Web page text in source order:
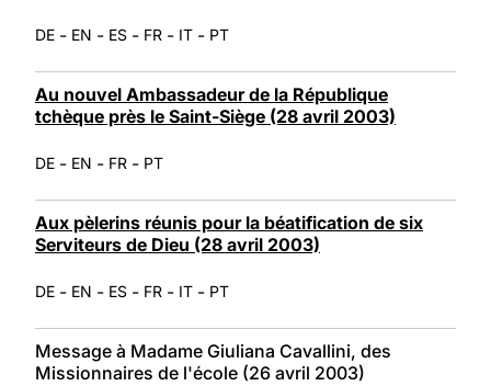
DE - EN - ES - FR - IT - PT
Au nouvel Ambassadeur de la République
tchèque près le Saint-Siège (28 avril 2003)
DE - EN - FR - PT
Aux pèlerins réunis pour la béatification de six
Serviteurs de Dieu (28 avril 2003)
DE - EN - ES - FR - IT - PT
Message à Madame Giuliana Cavallini, des
Missionnaires de l'école (26 avril 2003)